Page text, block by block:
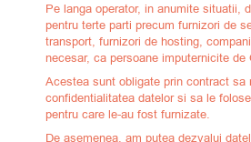
Pe langa operator, in anumite situatii,
pentru terte parti precum furnizori de
transport, furnizori de hosting,
necesar, ca persoane imputernicite de
Acestea sunt obligate prin contract sa
confidentialitatea datelor si sa le
pentru care le-au fost furnizate.
De asemenea, am putea dezvalui